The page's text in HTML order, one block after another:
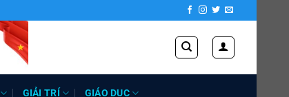
GIẢI TRÍ GIÁO DỤC